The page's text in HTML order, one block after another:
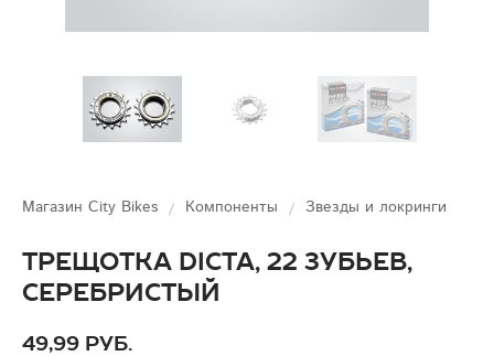
Магазин City Bikes Компоненты Звезды и локринги
Трещотка Dicta, 22 зубьев,
серебристый
49,99 руб.